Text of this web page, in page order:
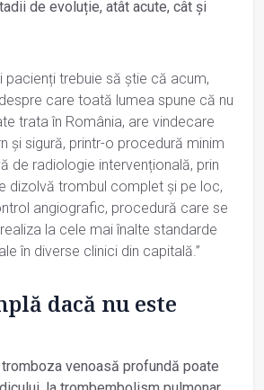
de evoluție, atât acute, cât și
pacienți trebuie să știe că acum,
care toată lumea spune că nu
trata în România, are vindecare
și sigură, printr-o procedură minim
de radiologie intervențională, prin
dizolvă trombul complet și pe loc,
angiografic, procedură care se
la cele mai înalte standarde
în diverse clinici din capitală.”
dacă nu este
venoasă profundă poate